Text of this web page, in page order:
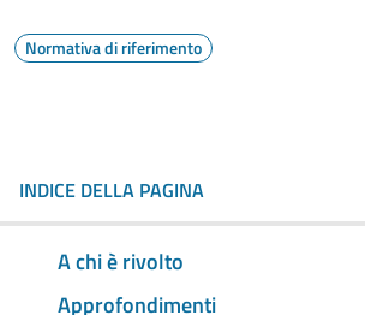
Normativa di riferimento
INDICE DELLA PAGINA
A chi è rivolto
Approfondimenti